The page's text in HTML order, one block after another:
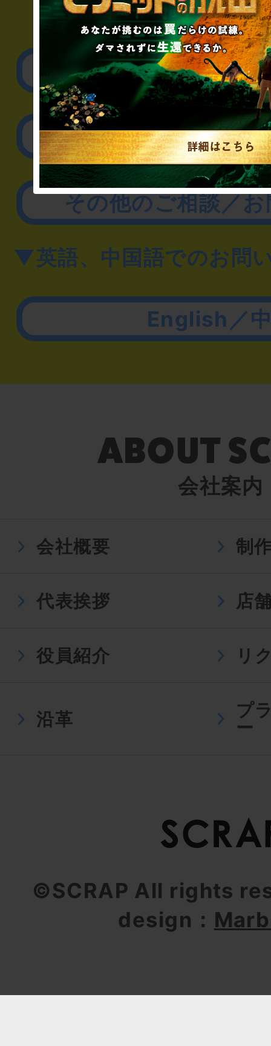
▼企業／法人の方
リアル脱出ゲーム制作
取材に関するお
その他のご相談／
▼英語、中国語でのお問
English／
会社案内
会社概要 制
代表挨拶 店
役員紹介 リ
沿革
プ
ー
©SCRAP All rights
design：